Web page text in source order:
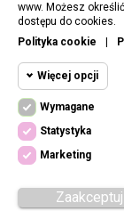
OBSŁUGA KLIENTA
INFORMACJE
www. Możesz
dostępu do cookies.
Polityka cookie
Więcej opcji
Wymagane
Cookie
Wymagane
Statystyka
Marketing
DOŁĄCZ DO NAS